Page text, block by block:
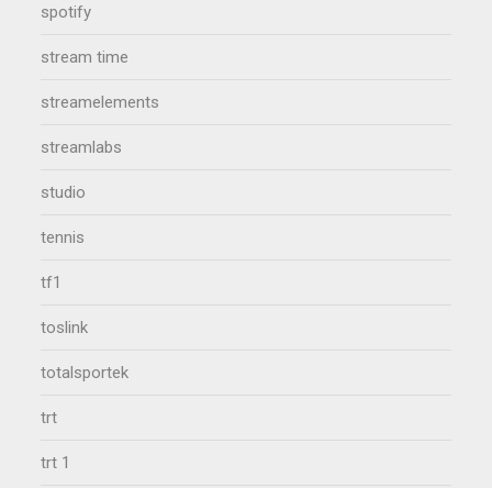
spotify
stream time
streamelements
streamlabs
studio
tennis
tf1
toslink
totalsportek
trt
trt 1